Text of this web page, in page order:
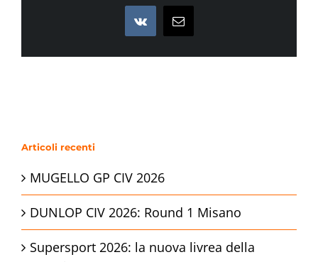
Vk Email
Articoli recenti
MUGELLO GP CIV 2026
DUNLOP CIV 2026: Round 1 Misano
Supersport 2026: la nuova livrea della